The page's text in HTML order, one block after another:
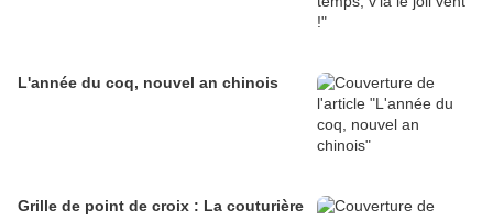
L'année du coq, nouvel an chinois
Grille de point de croix : La couturière